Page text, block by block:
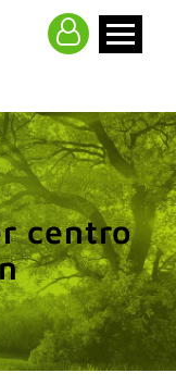
centro